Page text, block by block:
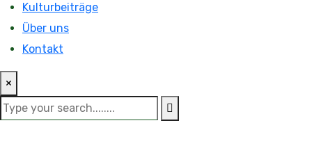
Kulturbeiträge
Über uns
Kontakt
×